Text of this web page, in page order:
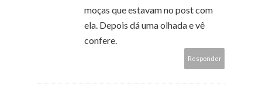
moças que estavam no post com
ela. Depois dá uma olhada e vê
confere.
Responder